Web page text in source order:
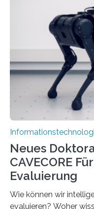
Herausforderungen.
Prozessoren stoßen
viel Energie, die
sind voneinander
bremst komplexe
immer größer werden
verarbeiten müssen,
Rechenarchitekturen.
rücken dabei
Neues
CAVECORE
Evaluierung
Wie können wir
evaluieren? Woher